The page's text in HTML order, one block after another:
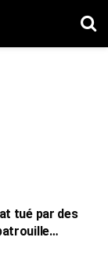
tué par des